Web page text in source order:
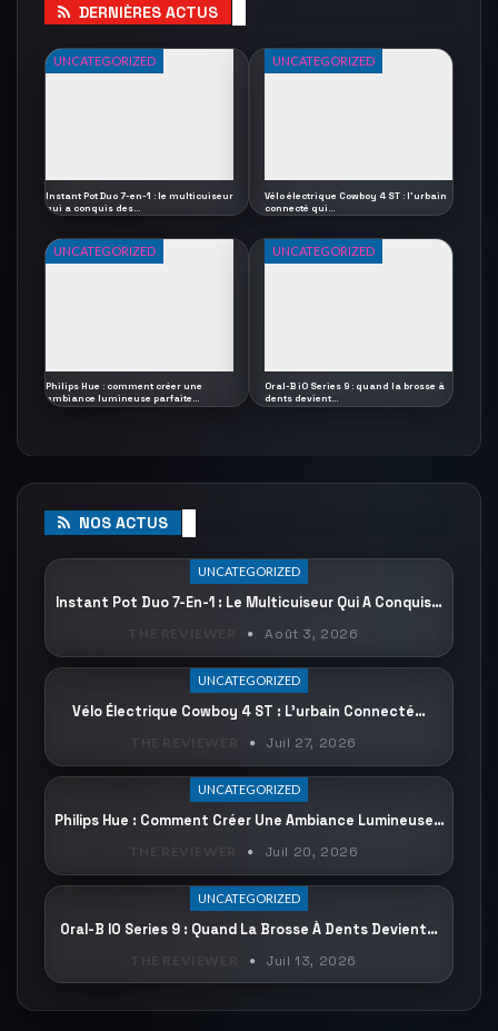
DERNIÈRES ACTUS
UNCATEGORIZED
Instant Pot Duo 7-en-1 : le multicuiseur
qui a conquis des…
UNCATEGORIZED
Vélo électrique Cowboy 4 ST : l’urbain
connecté qui…
UNCATEGORIZED
Philips Hue : comment créer une
ambiance lumineuse parfaite…
UNCATEGORIZED
Oral-B iO Series 9 : quand la brosse à
dents devient…
NOS ACTUS
UNCATEGORIZED
Instant Pot Duo 7-En-1 : Le Multicuiseur Qui A Conquis…
Août 3, 2026
UNCATEGORIZED
Vélo Électrique Cowboy 4 ST : L’urbain Connecté…
Juil 27, 2026
UNCATEGORIZED
Philips Hue : Comment Créer Une Ambiance Lumineuse…
Juil 20, 2026
UNCATEGORIZED
Oral-B IO Series 9 : Quand La Brosse À Dents Devient…
Juil 13, 2026